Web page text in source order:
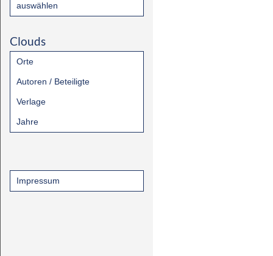
auswählen
Clouds
Orte
Autoren / Beteiligte
Verlage
Jahre
Impressum